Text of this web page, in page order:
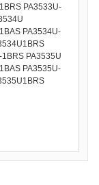
PA3533U-
PA3534U-
1BRS PA3535U
PA3535U-